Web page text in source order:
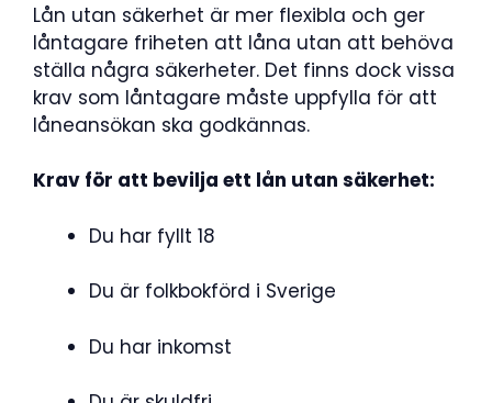
Lån utan säkerhet är mer flexibla och ger
låntagare friheten att låna utan att behöva
ställa några säkerheter. Det finns dock vissa
krav som låntagare måste uppfylla för att
låneansökan ska godkännas.
Krav för att bevilja ett lån utan säkerhet:
Du har fyllt 18
Du är folkbokförd i Sverige
Du har inkomst